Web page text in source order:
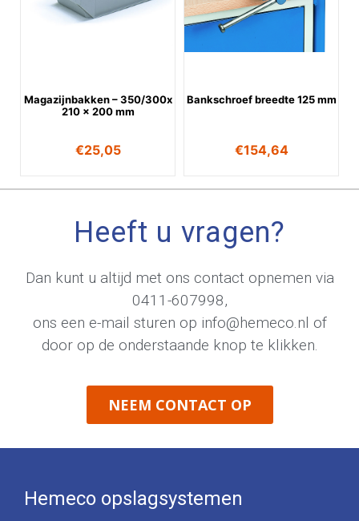
Magazijnbakken – 350/300x
210 x 200 mm
€25,05
Bankschroef breedte 125 mm
€154,64
Heeft u vragen?
Dan kunt u altijd met ons contact opnemen via
0411-607998,
ons een e-mail sturen op info@hemeco.nl of
door op de onderstaande knop te klikken.
NEEM CONTACT OP
Hemeco opslagsystemen